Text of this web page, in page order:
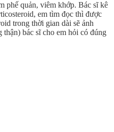
phế quản, viêm khớp. Bác sĩ kê
em tìm đọc thì được
trong thời gian dài sẽ ảnh
bác sĩ cho em hỏi có đúng